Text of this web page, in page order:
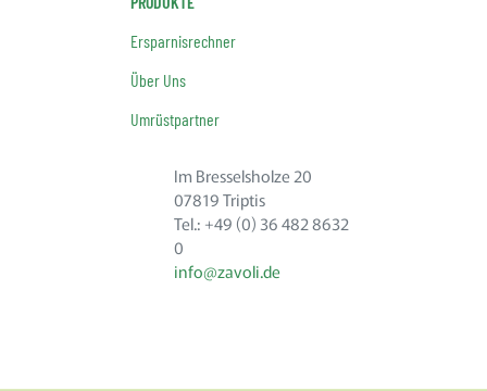
Ersparnisrechner
Über Uns
Umrüstpartner
Im Bresselsholze 20
07819 Triptis
Tel.: +49 (0) 36 482 8632
0
info@zavoli.de